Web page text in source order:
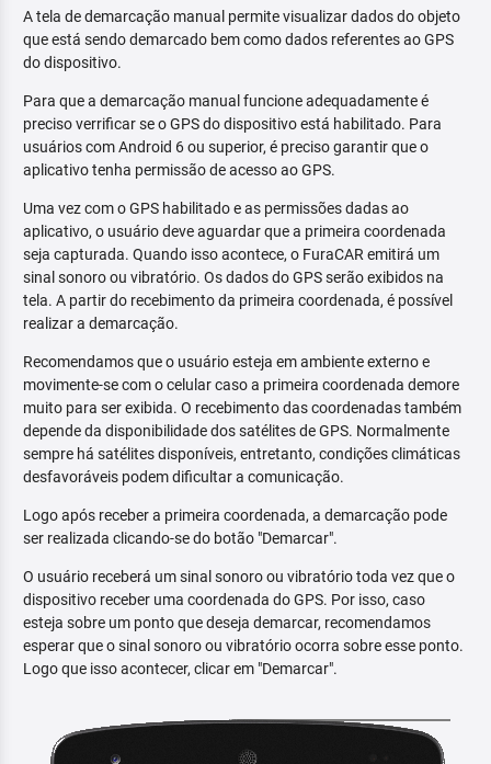
A tela de demarcação manual permite visualizar dados do objeto
que está sendo demarcado bem como dados referentes ao GPS
do dispositivo.
Para que a demarcação manual funcione adequadamente é
preciso verrificar se o GPS do dispositivo está habilitado. Para
usuários com Android 6 ou superior, é preciso garantir que o
aplicativo tenha permissão de acesso ao GPS.
Uma vez com o GPS habilitado e as permissões dadas ao
aplicativo, o usuário deve aguardar que a primeira coordenada
seja capturada. Quando isso acontece, o FuraCAR emitirá um
sinal sonoro ou vibratório. Os dados do GPS serão exibidos na
tela. A partir do recebimento da primeira coordenada, é possível
realizar a demarcação.
Recomendamos que o usuário esteja em ambiente externo e
movimente-se com o celular caso a primeira coordenada demore
muito para ser exibida. O recebimento das coordenadas também
depende da disponibilidade dos satélites de GPS. Normalmente
sempre há satélites disponíveis, entretanto, condições climáticas
desfavoráveis podem dificultar a comunicação.
Logo após receber a primeira coordenada, a demarcação pode
ser realizada clicando-se do botão "Demarcar".
O usuário receberá um sinal sonoro ou vibratório toda vez que o
dispositivo receber uma coordenada do GPS. Por isso, caso
esteja sobre um ponto que deseja demarcar, recomendamos
esperar que o sinal sonoro ou vibratório ocorra sobre esse ponto.
Logo que isso acontecer, clicar em "Demarcar".